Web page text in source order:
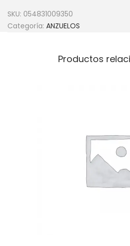
SKU: 054831009350
Categoría: ANZUELOS
Productos